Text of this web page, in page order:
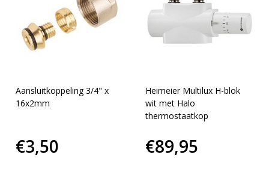
Aansluitkoppeling 3/4" x
16x2mm
€3,50
Heimeier Multilux H-blok
wit met Halo
thermostaatkop
€89,95